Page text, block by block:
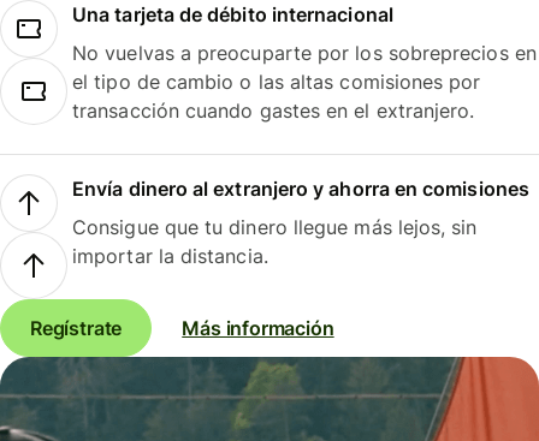
Una tarjeta de débito internacional
No vuelvas a preocuparte por los sobreprecios en
el tipo de cambio o las altas comisiones por
transacción cuando gastes en el extranjero.
Envía dinero al extranjero y ahorra en comisiones
Consigue que tu dinero llegue más lejos, sin
importar la distancia.
Regístrate Más información